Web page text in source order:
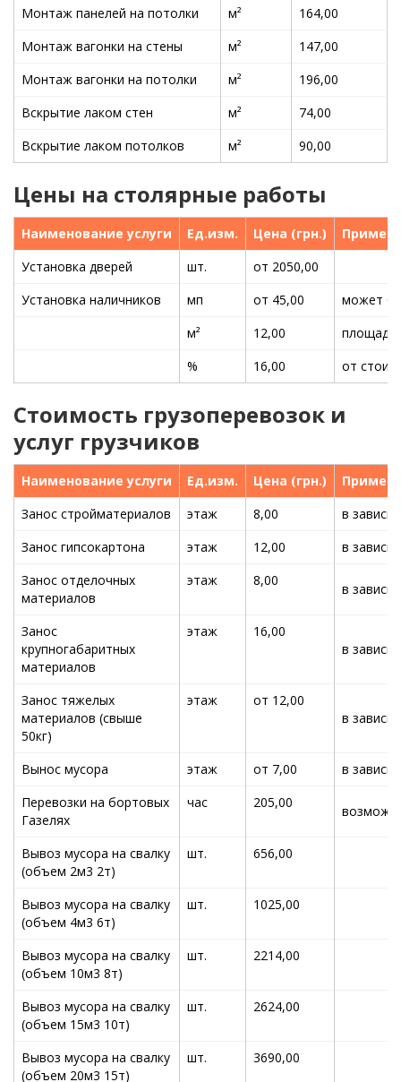
Монтаж панелей на потолки
м²
164,00
Монтаж вагонки на стены
м²
147,00
Монтаж вагонки на потолки
м²
196,00
Вскрытие лаком стен
м²
74,00
Вскрытие лаком потолков
м² 90,00
Цены на столярные работы
Наименование услуги Ед.изм. Цена (грн.)
Установка дверей
шт.
от 2050,00
Установка наличников
мп от 45,00
может
м²
12,00
площадь
%
16,00 от
Стоимость грузоперевозок и
услуг грузчиков
Наименование услуги Ед.изм. Цена (грн.)
Занос стройматериалов
этаж 8,00
в
Занос гипсокартона
этаж 12,00
в
Занос отделочных
материалов
этаж 8,00
в
Занос
крупногабаритных
материалов
этаж
16,00
в
Занос тяжелых
материалов (свыше
50кг)
этаж
от 12,00
в
Вынос мусора этаж от 7,00
в
Перевозки на бортовых
Газелях
час 205,00
Вывоз мусора на свалку
(объем 2м3 2т)
шт. 656,00
Вывоз мусора на свалку
(объем 4м3 6т)
шт. 1025,00
Вывоз мусора на свалку
(объем 10м3 8т)
шт. 2214,00
Вывоз мусора на свалку
(объем 15м3 10т)
шт. 2624,00
Вывоз мусора на свалку
(объем 20м3 15т)
шт. 3690,00